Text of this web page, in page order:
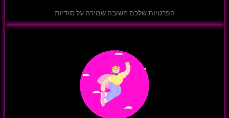
הפרטיות שלכם חשובה שמירה על סודיות